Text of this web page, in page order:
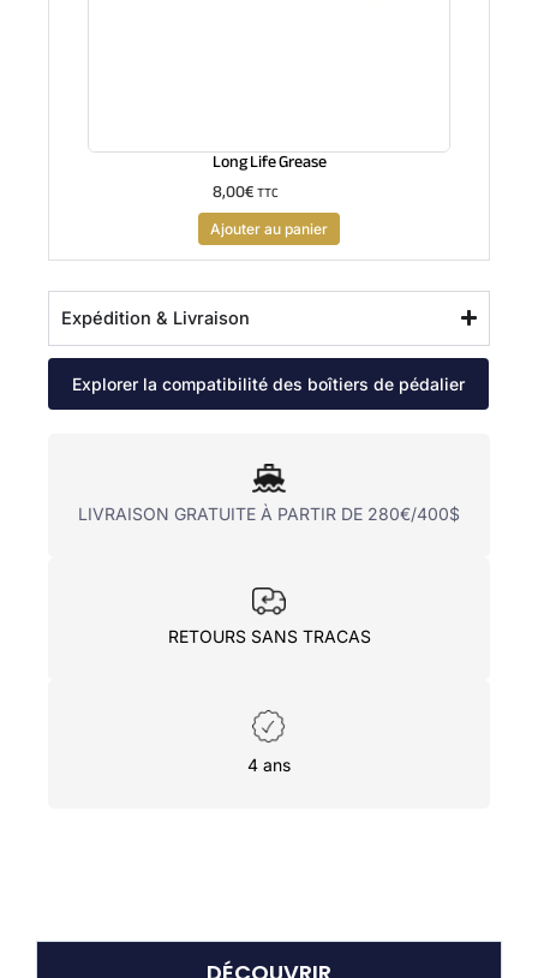
Long Life Grease
8,00€TTC
Ajouter au panier
Expédition & Livraison
Explorer la compatibilité des boîtiers de pédalier
LIVRAISON GRATUITE À PARTIR DE 280€/400$
RETOURS SANS TRACAS
4 ans